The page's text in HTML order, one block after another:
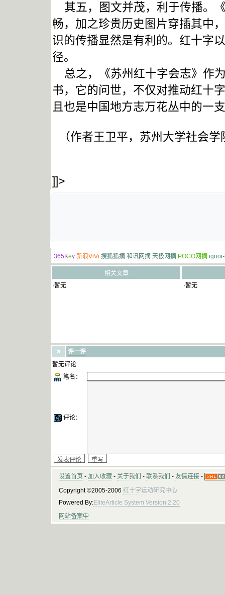
其五，图文并茂，利于传播。
畅，加之珍贵历史图片穿插其中
识的传播显然是有利的。红十字
径。
总之，《苏州红十字会志》作
书，它的问世，不仅对推动红十
且也是中国地方志万花丛中的一
（作者王卫平，苏州大学社会
]]>
365Key 新浪ViVi 搜狐狐摘 和讯网摘 天极网摘 POCO网摘
相关文章
·暂无
·暂无
评一评
暂无评论
笔名：
评论：
设置首页 - 加入收藏 - 关于我们 - 联系我们 - 友情连接 -
Copyright ©2005-2006 红十字运动研究中心
Powered By:EliteArticle System Version 2.20
网站备案中